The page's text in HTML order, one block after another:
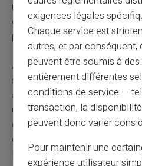
réduits pour les transferts
elle économise chaque mois
profite d'une interface intuitive
Autre exemple, Paul
ses économies sans passer
administrative desbanques
unebanque en lignesans
dépôts initiaux requis. Cela lui
côté petit à petit, tout en
intéressant sur son épargne.
exigences légales
Chaque service est
autres, et par
peuvent être soumis à
entièrement différentes
conditions de service —
transaction, la
peuvent donc varier
Pour maintenir une